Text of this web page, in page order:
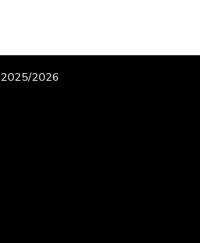
2025/2026